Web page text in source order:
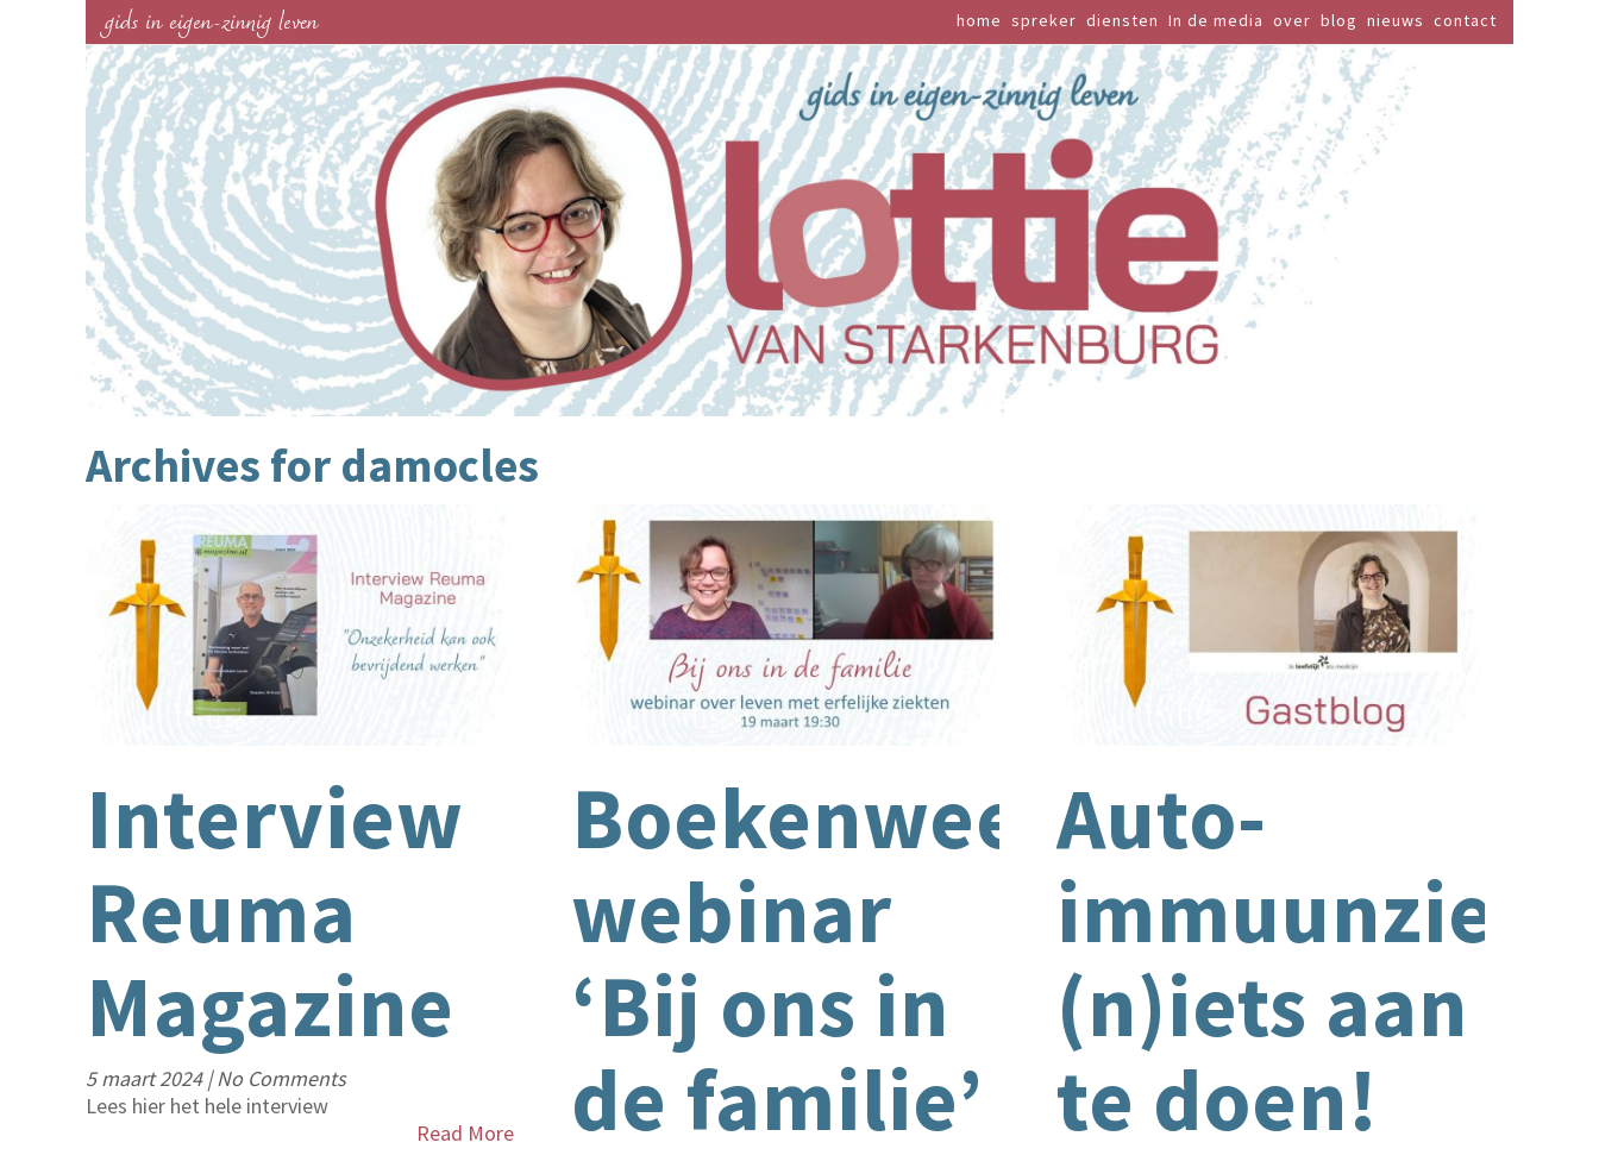
gids in eigen-zinnig leven home spreker diensten In de media over blog nieuws contact
Archives for damocles
Interview
Reuma
Magazine
5 maart 2024|No Comments
Lees hier het hele interview
Read More
Boekenweek
webinar
‘Bij ons in
de familie’
Auto-
(n)iets aan
te doen!